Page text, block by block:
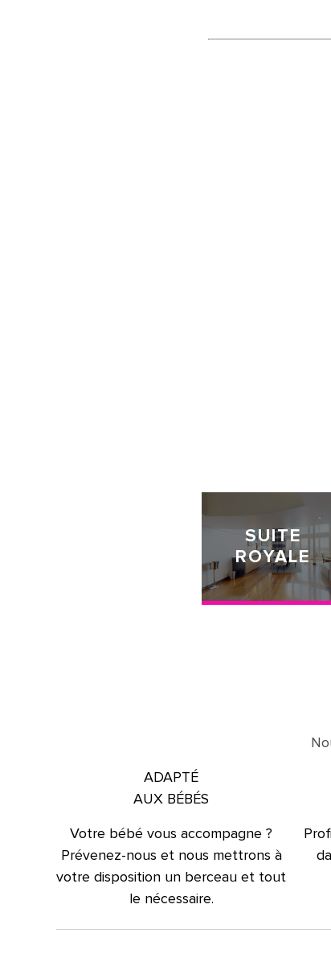
SUITE
ROYALE
ADAPTÉ
AUX BÉBÉS
Votre bébé vous accompagne ?
Prévenez-nous et nous mettrons à
votre disposition un berceau et tout
le nécessaire.